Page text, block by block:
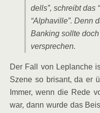
dells”, schreibt das
“Alpha­ville”. Denn
Ban­king soll­te
versprechen.
Der Fall von Leplan­che
Sze­ne so bri­sant, da er
Immer, wenn die Rede
war, dann wur­de das